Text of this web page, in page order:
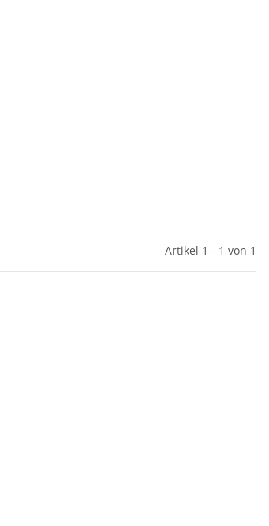
Artikel 1 - 1 von 1